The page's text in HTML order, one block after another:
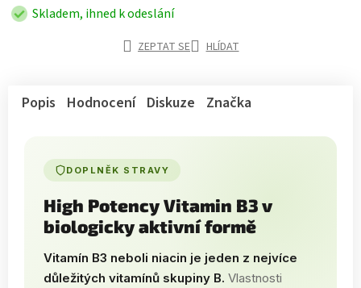
Skladem, ihned k odeslání
ZEPTAT SE HLÍDAT
Popis Hodnocení Diskuze Značka
DOPLNĚK STRAVY
High Potency Vitamin B3 v
biologicky aktivní formě
Vitamín B3 neboli niacin je jeden z nejvíce
důležitých vitamínů skupiny B. Vlastnosti